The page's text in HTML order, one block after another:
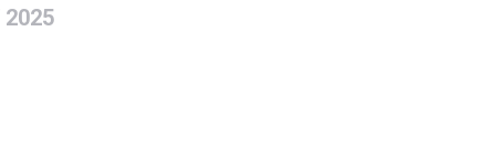
：
2025